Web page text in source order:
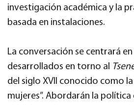
investigación académica y la
basada en instalaciones.
La conversación se centrará
desarrollados en torno al
del siglo XVII conocido como la
mujeres”. Abordarán la